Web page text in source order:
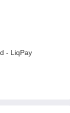
- LiqPay